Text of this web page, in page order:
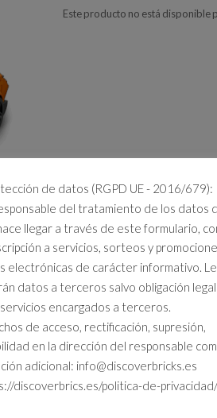
Este producto no está disponible
de datos (RGPD UE - 2016/679):
del tratamiento de los datos
llegar a través de este formulario,
a servicios, sorteos y
electrónicas de carácter informativo. Le
datos a terceros salvo obligación
encargados a terceros.
de acceso, rectificación, supresión,
en la dirección del responsable
adicional: info@discoverbricks.es
discoverbrics.es/politica-de-privacidad/